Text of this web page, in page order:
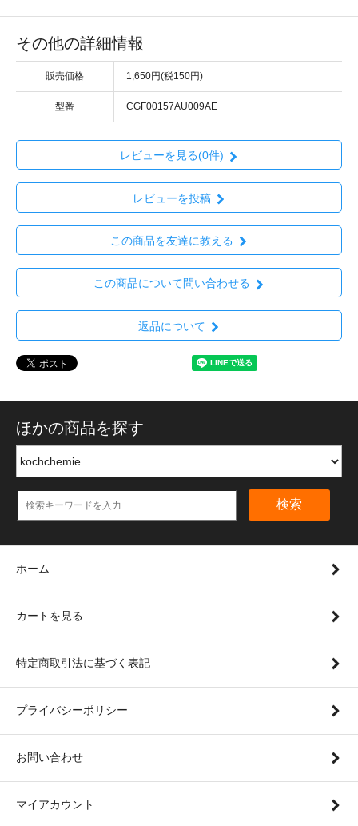
その他の詳細情報
販売価格 1,650円(税150円)
型番 CGF00157AU009AE
レビューを見る(0件)
レビューを投稿
この商品を友達に教える
この商品について問い合わせる
返品について
ほかの商品を探す
検索
ホーム
カートを見る
特定商取引法に基づく表記
プライバシーポリシー
お問い合わせ
マイアカウント